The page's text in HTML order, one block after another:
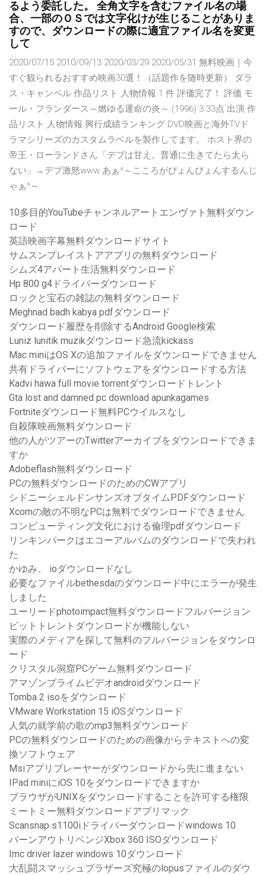
るよう委託した。 全角文字を含むファイル名の場
合、一部のＯＳでは文字化けが生じることがありま
すので、ダウンロードの際に適宜ファイル名を変更
して
2020/07/15 2010/09/13 2020/03/29 2020/05/31 無料映画｜今
すぐ観られるおすすめ映画30選！（話題作を随時更新） ダラ
ス・キャンベル 作品リスト 人物情報 1 件 評価完了！ 評価 モ
ール・フランダース～燃ゆる運命の炎～ (1996) 3.33点 出演 作
品リスト 人物情報 興行成績ランキング DVD映画と海外TVド
ラマシリーズのカスタムラベルを製作してます。 ホスト界の
帝王・ローランドさん「デブは甘え。普通に生きてたら太ら
ない」→デブ激怒www あぁ^～こころがぴょんぴょんするんじ
ゃぁ^～
10多目的YouTubeチャンネルアートエンヴァト無料ダウン
ロード
英語映画字幕無料ダウンロードサイト
サムスンプレイストアアプリの無料ダウンロード
シムズ4アパート生活無料ダウンロード
Hp 800 g4ドライバーダウンロード
ロックと宝石の雑誌の無料ダウンロード
Meghnad badh kabya pdfダウンロード
ダウンロード履歴を削除するAndroid Google検索
Luniz lunitik muzikダウンロード急流kickass
Mac miniはOS Xの追加ファイルをダウンロードできません
共有ドライバーにソフトウェアをダウンロードする方法
Kadvi hawa full movie torrentダウンロードトレント
Gta lost and damned pc download apunkagames
Fortniteダウンロード無料PCウイルスなし
自殺隊映画無料ダウンロード
他の人がツアーのTwitterアーカイブをダウンロードできま
すか
Adobeflash無料ダウンロード
PCの無料ダウンロードのためのCWアプリ
シドニーシェルドンサンズオブタイムPDFダウンロード
Xcomの敵の不明なPCは無料でダウンロードできません
コンピューティング文化における倫理pdfダウンロード
リンキンパークはエコーアルバムのダウンロードで失われ
た
かゆみ。 ioダウンロードなし
必要なファイルbethesdaのダウンロード中にエラーが発生
しました
ユーリードphotoimpact無料ダウンロードフルバージョン
ビットトレントダウンロードが機能しない
実際のメディアを探して無料のフルバージョンをダウンロ
ード
クリスタル洞窟PCゲーム無料ダウンロード
アマゾンプライムビデオandroidダウンロード
Tomba 2 isoをダウンロード
VMware Workstation 15 iOSダウンロード
人気の就学前の歌のmp3無料ダウンロード
PCの無料ダウンロードのための画像からテキストへの変
換ソフトウェア
Msiアプリプレーヤーがダウンロードから先に進まない
IPad miniにiOS 10をダウンロードできますか
ブラウザがUNIXをダウンロードすることを許可する権限
ミートミー無料ダウンロードアプリマック
Scansnap s1100iドライバーダウンロードwindows 10
バーンアウトリベンジXbox 360 ISOダウンロード
Imc driver lazer windows 10ダウンロード
大乱闘スマッシュブラザーズ究極のlopusファイルのダウ